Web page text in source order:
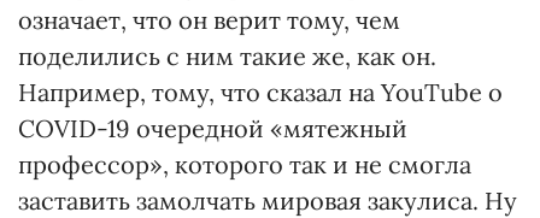
означает, что он верит тому, чем
поделились с ним такие же, как он.
Например, тому, что сказал на YouTube о
COVID-19 очередной «мятежный
профессор», которого так и не смогла
заставить замолчать мировая закулиса. Ну